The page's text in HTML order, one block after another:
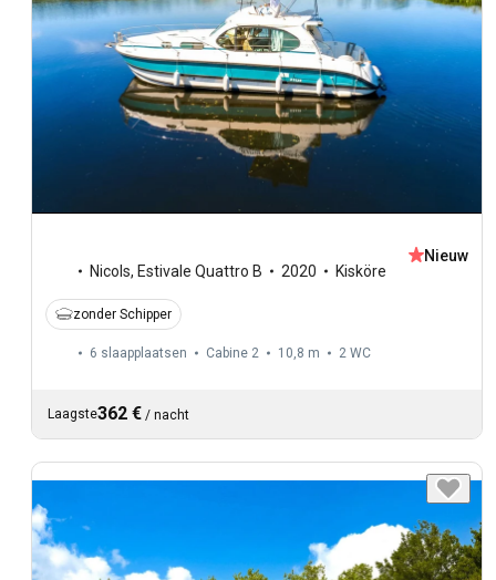
Nicols, Estivale Quattro B 2020 Kisköre
Nieuw
zonder Schipper
6 slaapplaatsen Cabine 2 10,8 m 2 WC
Laagste362 € / nacht